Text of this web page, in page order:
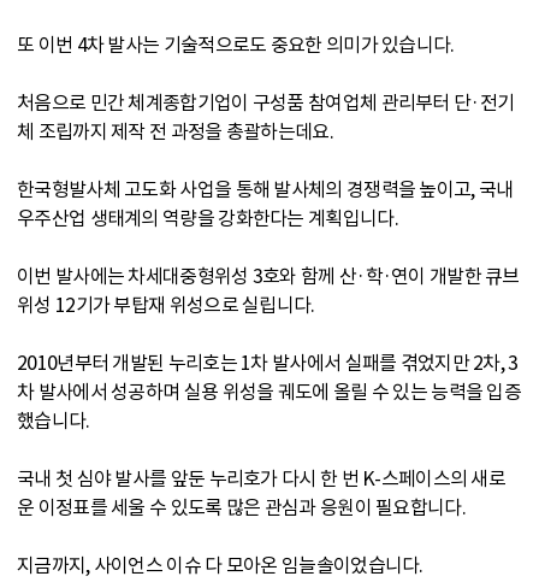
또 이번 4차 발사는 기술적으로도 중요한 의미가 있습니다.
처음으로 민간 체계종합기업이 구성품 참여업체 관리부터 단·전기
체 조립까지 제작 전 과정을 총괄하는데요.
한국형발사체 고도화 사업을 통해 발사체의 경쟁력을 높이고, 국내
우주산업 생태계의 역량을 강화한다는 계획입니다.
이번 발사에는 차세대중형위성 3호와 함께 산·학·연이 개발한 큐브
위성 12기가 부탑재 위성으로 실립니다.
2010년부터 개발된 누리호는 1차 발사에서 실패를 겪었지만 2차, 3
차 발사에서 성공하며 실용 위성을 궤도에 올릴 수 있는 능력을 입증
했습니다.
국내 첫 심야 발사를 앞둔 누리호가 다시 한 번 K-스페이스의 새로
운 이정표를 세울 수 있도록 많은 관심과 응원이 필요합니다.
지금까지, 사이언스 이슈 다 모아온 임늘솔이었습니다.